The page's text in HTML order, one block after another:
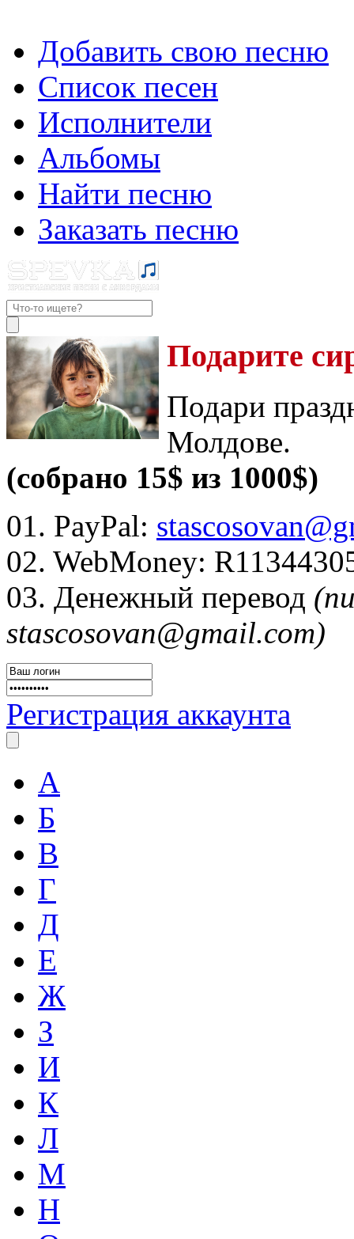
Добавить свою песню
Список песен
Исполнители
Альбомы
Найти песню
Заказать песню
Подарите
Подари
Молдове.
(собрано 15$ из 1000$)
01. PayPal:
02. WebMoney:
03. Денежный перевод
stascosovan@gmail.com)
Регистрация аккаунта
А
Б
В
Г
Д
Е
Ж
З
И
К
Л
М
Н